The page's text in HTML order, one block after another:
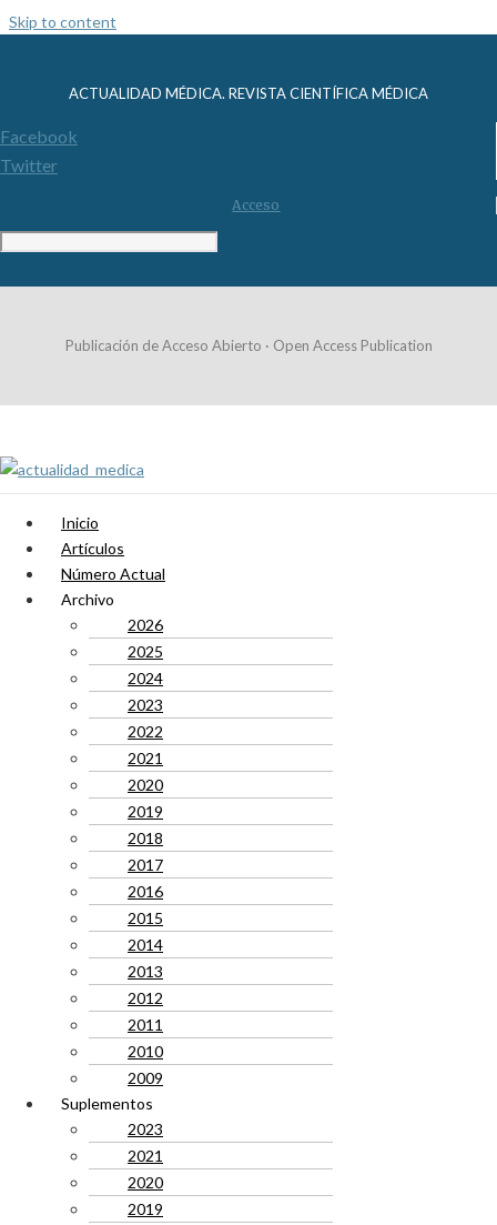
Skip to content
ACTUALIDAD MÉDICA. REVISTA CIENTÍFICA MÉDICA
Facebook
Twitter
Acceso
Publicación de Acceso Abierto · Open Access Publication
Inicio
Artículos
Número Actual
Archivo
2026
2025
2024
2023
2022
2021
2020
2019
2018
2017
2016
2015
2014
2013
2012
2011
2010
2009
Suplementos
2023
2021
2020
2019